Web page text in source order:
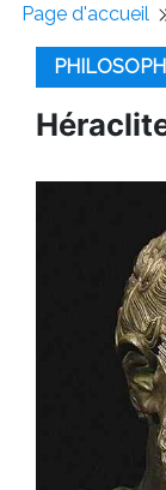
Page d'accueil